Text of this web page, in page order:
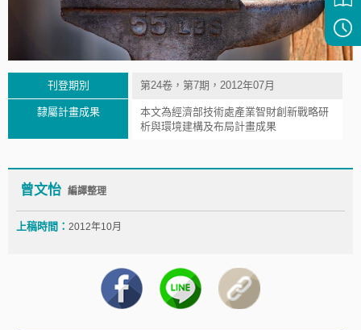
刊登期別 第24卷，第7期，2012年07月
隸屬計畫成果
本文為經濟部技術處產業智財創新戰略研
析與環境建構及布局計畫成果
曾文怡 編譯整理
上稿時間： 2012年10月